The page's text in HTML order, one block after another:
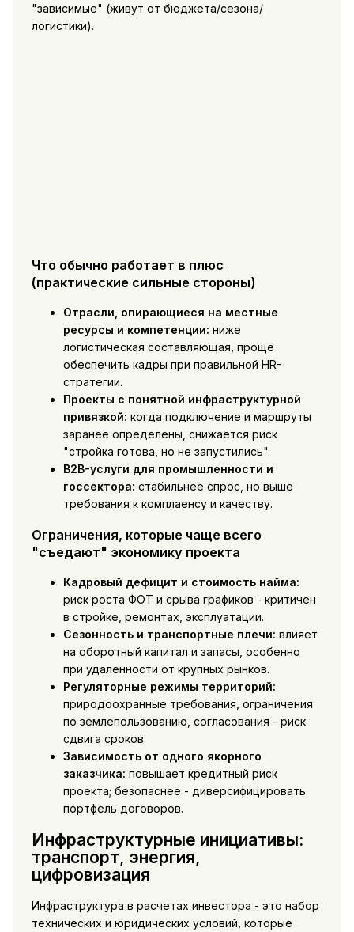
"зависимые" (живут от бюджета/сезона/
логистики).
Что обычно работает в плюс
(практические сильные стороны)
Отрасли, опирающиеся на местные
ресурсы и компетенции: ниже
логистическая составляющая, проще
обеспечить кадры при правильной HR-
стратегии.
Проекты с понятной инфраструктурной
привязкой: когда подключение и маршруты
заранее определены, снижается риск
"стройка готова, но не запустились".
B2B-услуги для промышленности и
госсектора: стабильнее спрос, но выше
требования к комплаенсу и качеству.
Ограничения, которые чаще всего
"съедают" экономику проекта
Кадровый дефицит и стоимость найма:
риск роста ФОТ и срыва графиков - критичен
в стройке, ремонтах, эксплуатации.
Сезонность и транспортные плечи: влияет
на оборотный капитал и запасы, особенно
при удаленности от крупных рынков.
Регуляторные режимы территорий:
природоохранные требования, ограничения
по землепользованию, согласования - риск
сдвига сроков.
Зависимость от одного якорного
заказчика: повышает кредитный риск
проекта; безопаснее - диверсифицировать
портфель договоров.
Инфраструктурные инициативы:
транспорт, энергия,
цифровизация
Инфраструктура в расчетах инвестора - это набор
технических и юридических условий, которые